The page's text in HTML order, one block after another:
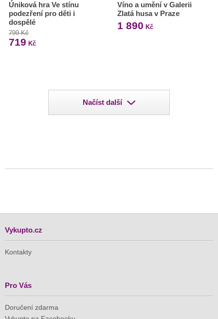
Úniková hra Ve stínu
podezření pro děti i
dospělé
799 Kč
719 Kč
Víno a umění v Galerii
Zlatá husa v Praze
1 890 Kč
Načíst další
Vykupto.cz
Kontakty
Pro Vás
Doručení zdarma